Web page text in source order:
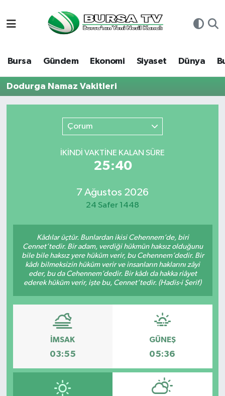
Bursa Gündem Ekonomi Siyaset Dünya
Dodurga Namaz Vakitleri
Çorum
İKINDI VAKTİNE KALAN SÜRE
25:40
7 Ağustos 2026
24 Safer 1448
Kâdılar üçtür. Bunlardan ikisi Cehennem’de, biri
Cennet’tedir. Bir adam, verdiği hükmün haksız olduğunu
bile bile haksız yere hüküm verir, bu Cehennem’dedir. Bir
kâdı bilmeksizin hüküm verir ve insanların haklarını zâyi
eder, bu da Cehennem’dedir. Bir kâdı da hakka riâyet
ederek hüküm verir, işte bu, Cennet’tedir. (Hadis-i Şerif)
İMSAK
03:55
GÜNEŞ
05:36
Bursa
Dünya
Sağlık
Siyaset
Spor
Teknoloji
Hava Durumu
Namaz Vakitleri
Son Dakika Haberleri